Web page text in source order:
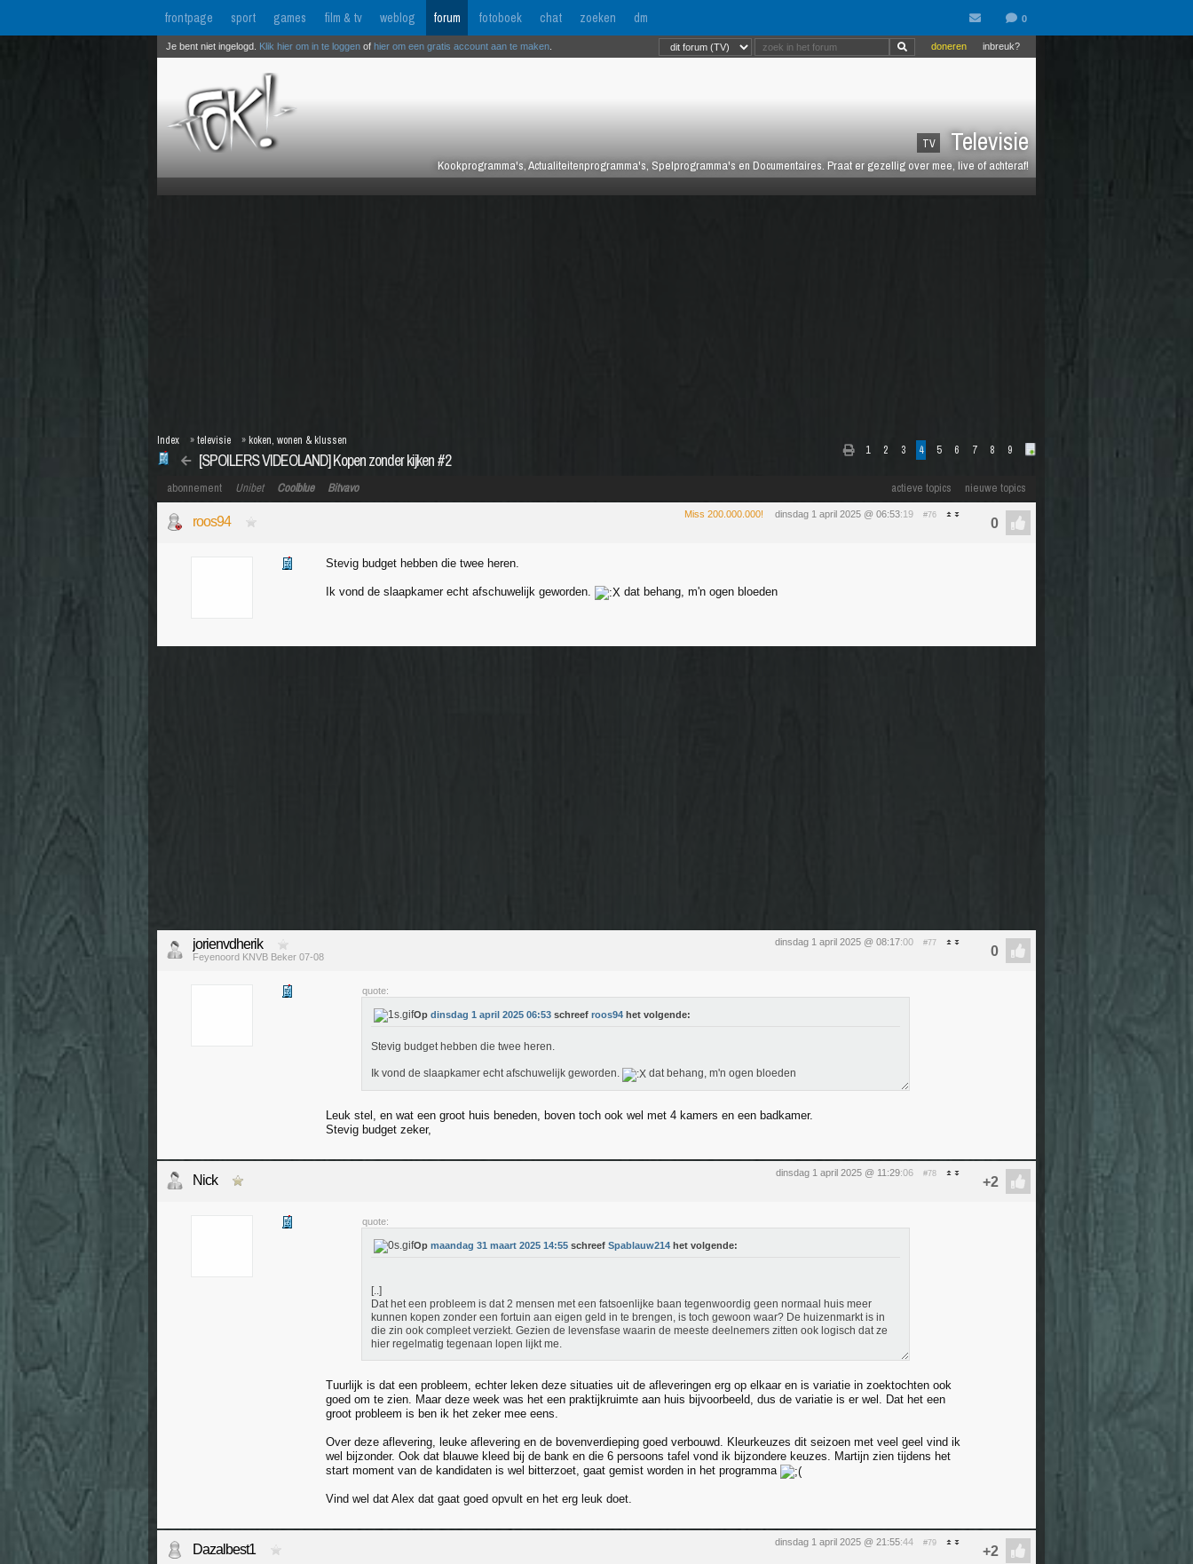
frontpage sport games film & tv weblog forum fotoboek chat zoeken dm
TV Televisie
Kookprogramma's, Actualiteitenprogramma's, Spelprogramma's en Documentaires. Praat er gezellig over mee, live of achteraf!
inbreuk?
doneren
Je bent niet ingelogd. Klik hier om in te loggen of hier om een gratis account aan te maken
1 2 3 4 5 6 7 8 9
[SPOILERS VIDEOLAND] Kopen zonder kijken #2
Index »televisie » koken, wonen & klussen
actieve topics nieuwe topics
abonnement Unibet Coolblue Bitvavo
Miss 200.000.000! dinsdag 1 april 2025 @ 06:53:19 #76
roos94
Stevig budget hebben die twee heren.
Ik vond de slaapkamer echt afschuwelijk geworden. dat behang, m'n ogen bloeden
dinsdag 1 april 2025 @ 08:17:00 #77
jorienvdherik
Feyenoord KNVB Beker 07-08
quote:
Op dinsdag 1 april 2025 06:53 schreef roos94 het volgende:
Stevig budget hebben die twee heren.
Ik vond de slaapkamer echt afschuwelijk geworden. dat behang, m'n ogen bloeden
Leuk stel, en wat een groot huis beneden, boven toch ook wel met 4 kamers en een badkamer.
Stevig budget zeker,
dinsdag 1 april 2025 @ 11:29:06 #78
Nick
quote:
Op maandag 31 maart 2025 14:55 schreef Spablauw214 het volgende:
[..]
Dat het een probleem is dat 2 mensen met een fatsoenlijke baan tegenwoordig geen normaal huis meer
kunnen kopen zonder een fortuin aan eigen geld in te brengen, is toch gewoon waar? De huizenmarkt is in
die zin ook compleet verziekt. Gezien de levensfase waarin de meeste deelnemers zitten ook logisch dat ze
hier regelmatig tegenaan lopen lijkt me.
Tuurlijk is dat een probleem, echter leken deze situaties uit de afleveringen erg op elkaar en is variatie in zoektochten ook
goed om te zien. Maar deze week was het een praktijkruimte aan huis bijvoorbeeld, dus de variatie is er wel. Dat het een
groot probleem is ben ik het zeker mee eens.
Over deze aflevering, leuke aflevering en de bovenverdieping goed verbouwd. Kleurkeuzes dit seizoen met veel geel vind ik
wel bijzonder. Ook dat blauwe kleed bij de bank en die 6 persoons tafel vond ik bijzondere keuzes. Martijn zien tijdens het
start moment van de kandidaten is wel bitterzoet, gaat gemist worden in het programma
Vind wel dat Alex dat gaat goed opvult en het erg leuk doet.
dinsdag 1 april 2025 @ 21:55:44 #79
Dazalbest1